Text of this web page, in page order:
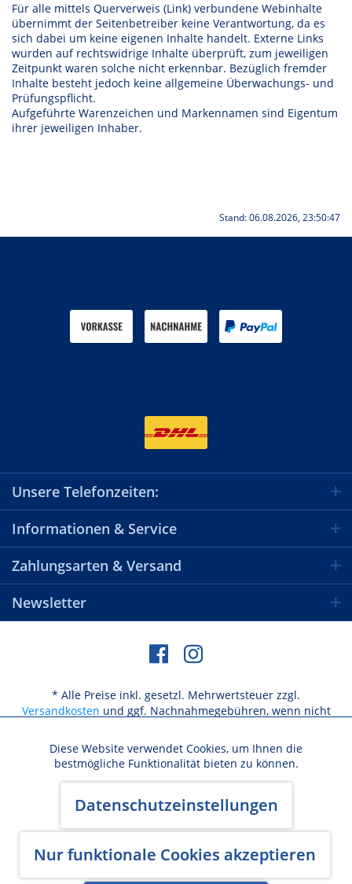
Für alle mittels Querverweis (Link) verbundene Webinhalte
übernimmt der Seitenbetreiber keine Verantwortung, da es
sich dabei um keine eigenen Inhalte handelt. Externe Links
wurden auf rechtswidrige Inhalte überprüft, zum jeweiligen
Zeitpunkt waren solche nicht erkennbar. Bezüglich fremder
Inhalte besteht jedoch keine allgemeine Überwachungs- und
Prüfungspflicht.
Aufgeführte Warenzeichen und Markennamen sind Eigentum
ihrer jeweiligen Inhaber.
Stand: 06.08.2026, 23:50:47
Unsere Telefonzeiten:
Informationen & Service
Zahlungsarten & Versand
Newsletter
* Alle Preise inkl. gesetzl. Mehrwertsteuer zzgl.
Versandkosten und ggf. Nachnahmegebühren, wenn nicht
Versandkosten / Lieferbeschränkungen
Widerrufsbelehrung & Widerrufsformular
AGB
Datenschutz
Made with ♥ by BlurCreative
Funktionale Aktiv
Marketing Aktiv
Tracking Aktiv
Diese Website verwendet Cookies, um Ihnen die
bestmögliche Funktionalität bieten zu können.
Datenschutzeinstellungen
Nur funktionale Cookies akzeptieren